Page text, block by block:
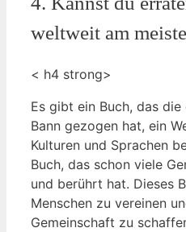
weltweit am
< h4 strong>
Es gibt ein​ Buch, das
⁣Bann gezogen hat, ein
Kulturen ⁣und Sprachen
Buch, das schon viele‌
und ⁣berührt‍ hat. Dieses
Menschen zu⁣ vereinen
Gemeinschaft zu